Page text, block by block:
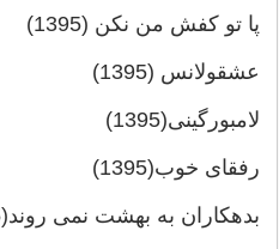
پا تو کفش من نکن (1395)
عشقولانس (1395)
لامبورگینی(1395)
رفقای خوب(1395)
بدهکاران به بهشت نمی روند(1395)